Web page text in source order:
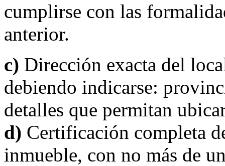
cumplirse con las
anterior.
c) Dirección exacta del
debiendo indicarse:
detalles que permitan
d) Certificación completa
inmueble, con no más de